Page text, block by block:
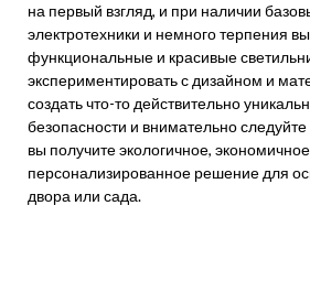
на первый взгляд, и при наличии
электротехники и немного терпения
функциональные и красивые
экспериментировать с дизайном и
создать что-то действительно
безопасности и внимательно
вы получите экологичное,
персонализированное решение для
двора или сада.